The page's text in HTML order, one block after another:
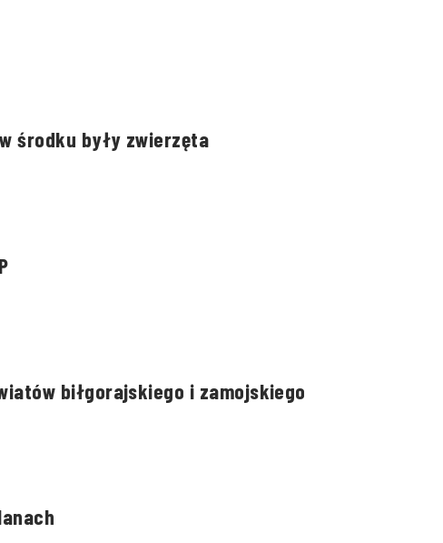
środku były zwierzęta
biłgorajskiego i zamojskiego